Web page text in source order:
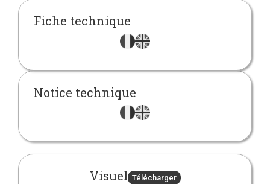
Fiche technique
Notice technique
Visuel Télécharger